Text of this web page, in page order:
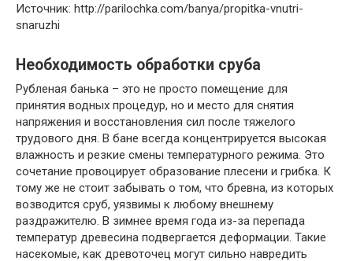
Источник: http://parilochka.com/banya/propitka-vnutri-
snaruzhi
Необходимость обработки сруба
Рубленая банька – это не просто помещение для
принятия водных процедур, но и место для снятия
напряжения и восстановления сил после тяжелого
трудового дня. В бане всегда концентрируется высокая
влажность и резкие смены температурного режима. Это
сочетание провоцирует образование плесени и грибка. К
тому же не стоит забывать о том, что бревна, из которых
возводится сруб, уязвимы к любому внешнему
раздражителю. В зимнее время года из-за перепада
температур древесина подвергается деформации. Такие
насекомые, как древоточец могут сильно навредить